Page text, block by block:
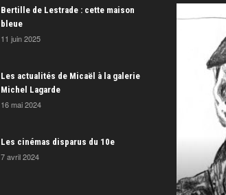
Bertille de Lestrade : cette maison
bleue
11 juin 2025
Les actualités de Micaël à la galerie
Michel Lagarde
16 mai 2024
Les cinémas disparus du 10e
7 avril 2024